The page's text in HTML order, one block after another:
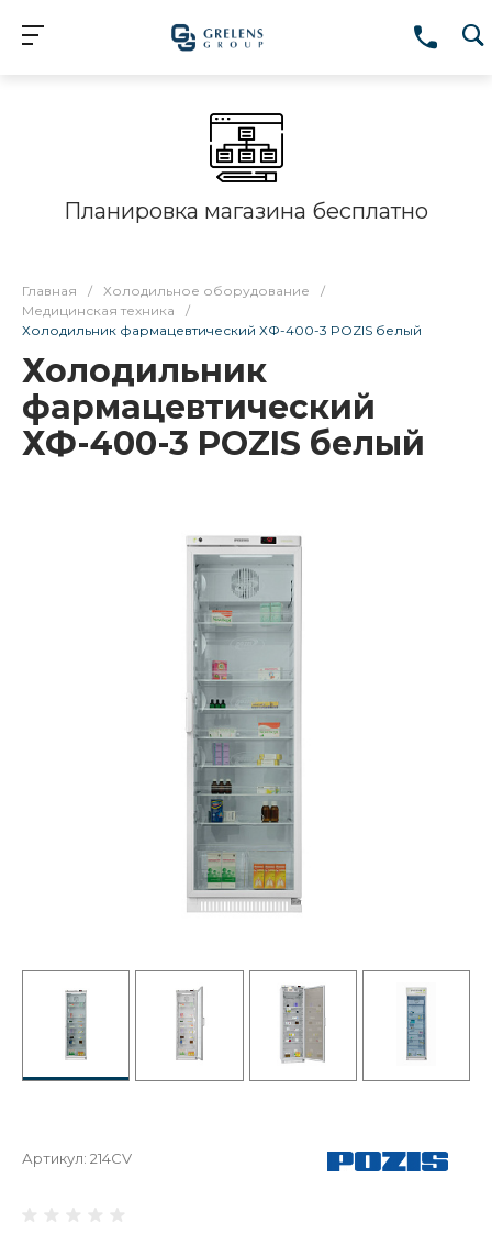
Планировка магазина бесплатно
Главная / Холодильное оборудование
/
Медицинская техника
/
Холодильник фармацевтический ХФ-400-3 POZIS белый
Холодильник
фармацевтический
ХФ-400-3 POZIS белый
Артикул: 214CV